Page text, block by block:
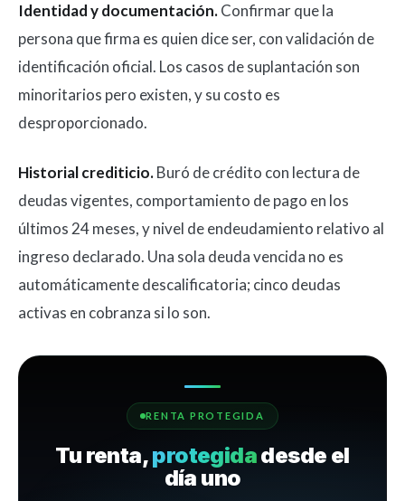
Identidad y documentación.Confirmar que la
persona que firma es quien dice ser, con validación de
identificación oficial. Los casos de suplantación son
minoritarios pero existen, y su costo es
desproporcionado.
Historial crediticio.Buró de crédito con lectura de
deudas vigentes, comportamiento de pago en los
últimos 24 meses, y nivel de endeudamiento relativo al
ingreso declarado. Una sola deuda vencida no es
automáticamente descalificatoria; cinco deudas
activas en cobranza si lo son.
RENTA PROTEGIDA
Tu renta,protegidadesde el
día uno